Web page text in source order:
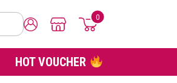
0
HOT VOUCHER